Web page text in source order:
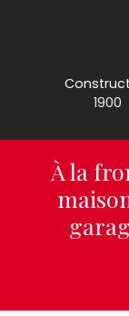
1900
À la